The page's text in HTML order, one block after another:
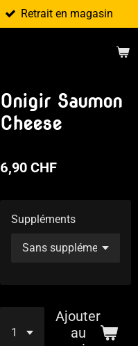
Retrait en magasin
Onigir Saumon
Cheese
6,90 CHF
Suppléments
Ajouter
au